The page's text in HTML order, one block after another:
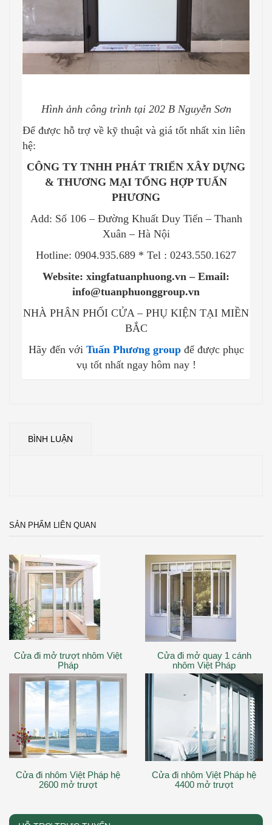
Hình ảnh công trình tại 202 B Nguyễn Sơn
Để được hỗ trợ về kỹ thuật và giá tốt nhất xin liên
hệ:
CÔNG TY TNHH PHÁT TRIỂN XÂY DỰNG
& THƯƠNG MẠI TỔNG HỢP TUẤN
PHƯƠNG
Add: Số 106 – Đường Khuất Duy Tiến – Thanh
Xuân – Hà Nội
Hotline: 0904.935.689 * Tel : 0243.550.1627
Website: xingfatuanphuong.vn – Email:
info@tuanphuonggroup.vn
NHÀ PHÂN PHỐI CỬA – PHỤ KIỆN TẠI MIỀN
BẮC
Hãy đến với Tuấn Phương groupđể được phục
vụ tốt nhất ngay hôm nay !
BÌNH LUẬN
SẢN PHẨM LIÊN QUAN
Cửa đi mở trượt nhôm Việt
Pháp
Cửa đi mở quay 1 cánh
nhôm Việt Pháp
Cửa đi nhôm Việt Pháp hệ
2600 mở trượt
Cửa đi nhôm Việt Pháp hệ
4400 mở trượt